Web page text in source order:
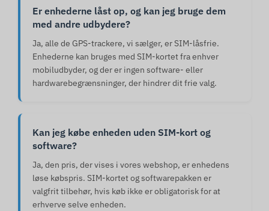
Er enhederne låst op, og kan jeg bruge dem
med andre udbydere?
Ja, alle de GPS-trackere, vi sælger, er SIM-låsfrie.
Enhederne kan bruges med SIM-kortet fra enhver
mobiludbyder, og der er ingen software- eller
hardwarebegrænsninger, der hindrer dit frie valg.
Kan jeg købe enheden uden SIM-kort og
software?
Ja, den pris, der vises i vores webshop, er enhedens
løse købspris. SIM-kortet og softwarepakken er
valgfrit tilbehør, hvis køb ikke er obligatorisk for at
erhverve selve enheden.